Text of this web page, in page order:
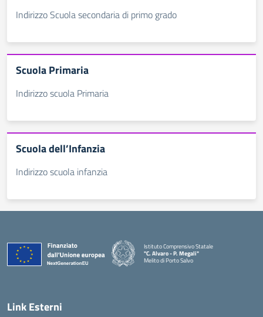
Indirizzo Scuola secondaria di primo grado
Scuola Primaria
Indirizzo scuola Primaria
Scuola dell’Infanzia
Indirizzo scuola infanzia
Istituto Comprensivo Statale
"C. Alvaro - P. Megali"
Melito di Porto Salvo
Link Esterni